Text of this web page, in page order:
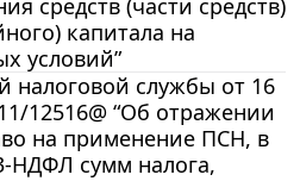
капитала на
условий”
налоговой службы от 16
12516@ “Об отражении
на применение ПСН, в
НДФЛ сумм налога,